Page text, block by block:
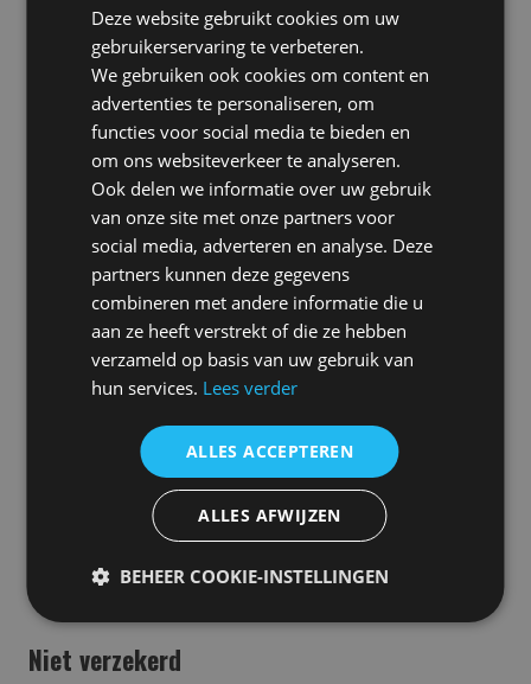
In het kort
Dekking beroepsaansprakelijk­heids­
verzekering
Een beroepsaansprakelijkheidsverzekering (BAV) dekt
de “zuivere vermogensschade” als gevolg van
beroepsfouten, zoals nalatigheid, verkeerde adviezen, of
berekeningen. Naast vergoeding van de financiële
schade waarvoor u aansprakelijk bent, worden ook
juridische verweerkosten en wettelijke rente vergoed.
Wel verzekerd
Vergoeding van juridische verweerkosten bij
aansprakelijkstelling
Vergoeding van wettelijke rente
Vergoeding bereddingskosten
Niet verzekerd
Deze website gebruikt cookies om uw
gebruikerservaring te verbeteren.
We gebruiken ook cookies om content en
advertenties te personaliseren, om
functies voor social media te bieden en
om ons websiteverkeer te analyseren.
Ook delen we informatie over uw gebruik
van onze site met onze partners voor
social media, adverteren en analyse. Deze
partners kunnen deze gegevens
combineren met andere informatie die u
aan ze heeft verstrekt of die ze hebben
verzameld op basis van uw gebruik van
hun services. Lees verder
ALLES ACCEPTEREN
ALLES AFWIJZEN
BEHEER COOKIE-INSTELLINGEN